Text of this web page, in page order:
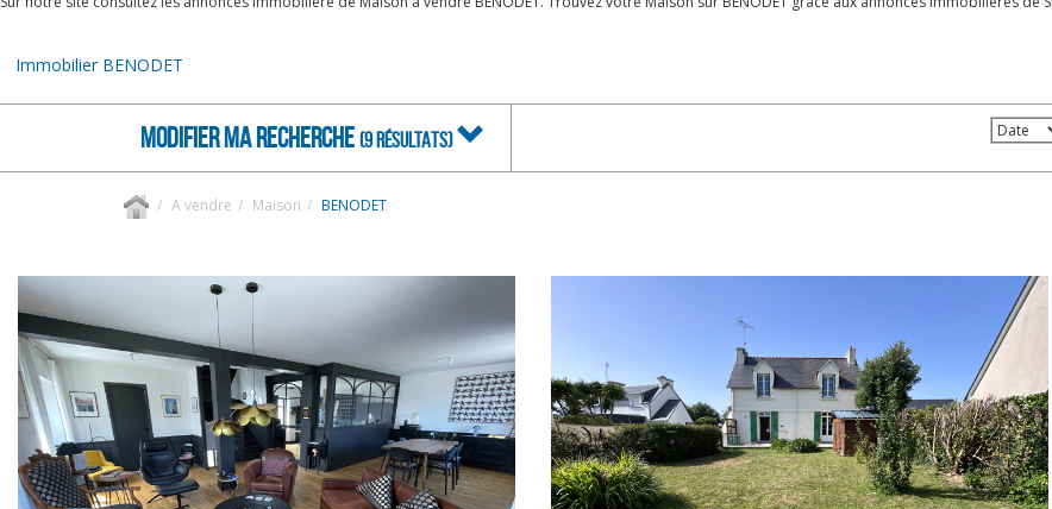
Immobilier BENODET
MODIFIER MA RECHERCHE (9 RÉSULTATS)
A vendre Maison BENODET